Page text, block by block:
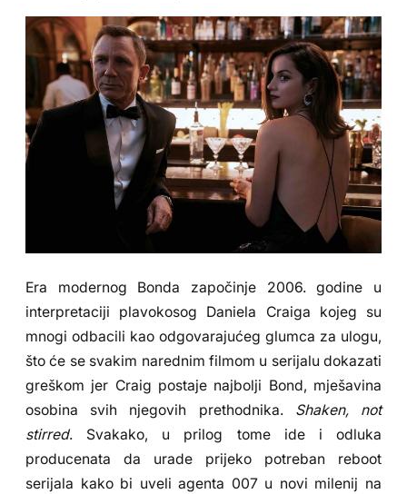
Era modernog Bonda započinje 2006. godine u
interpretaciji plavokosog Daniela Craiga kojeg su
mnogi odbacili kao odgovarajućeg glumca za ulogu,
što će se svakim narednim filmom u serijalu dokazati
greškom jer Craig postaje najbolji Bond, mješavina
osobina svih njegovih prethodnika. Shaken, not
stirred. Svakako, u prilog tome ide i odluka
producenata da urade prijeko potreban reboot
serijala kako bi uveli agenta 007 u novi milenij na